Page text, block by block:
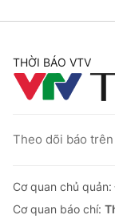
THỜI BÁO VTV
Theo dõi báo trên
Cơ quan chủ quản:
Cơ quan báo chí: